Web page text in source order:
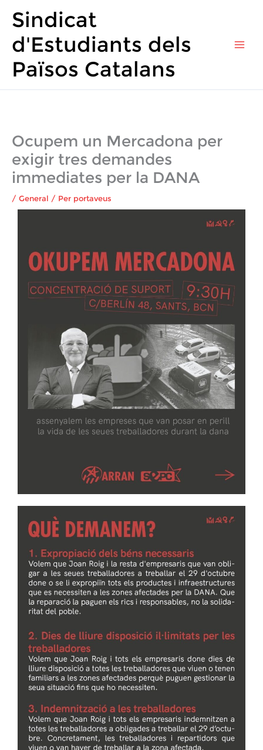
Sindicat
d'Estudiants dels
Països Catalans
Ocupem un Mercadona per
exigir tres demandes
immediates per la DANA
/General / Per portaveus